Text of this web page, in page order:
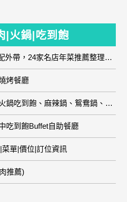
|火鍋|吃到飽
2024年菜預購、年菜宅配外帶，24家名店年菜推薦整理，圍爐輕鬆上菜團圓趣
烤餐廳
台中火鍋推薦|精選台中火鍋吃到飽、麻辣鍋、鴛鴦鍋、石頭火鍋、酸菜白肉鍋、海鮮鍋、燒酒雞、麻油雞、壽喜燒等熱門人氣火鍋店!
吃到飽Buffet自助餐廳
單|價位|訂位資訊
推薦)